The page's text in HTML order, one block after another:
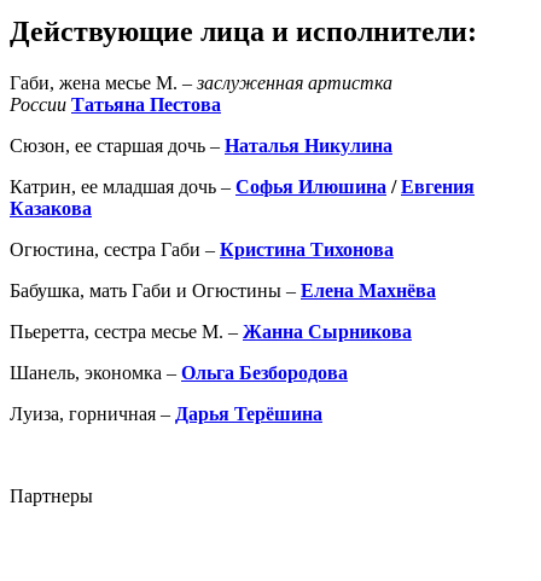
Действующие лица и исполнители:
Габи, жена месье М. –заслуженная артистка
России Татьяна Пестова
Сюзон, ее старшая дочь – Наталья Никулина
Катрин, ее младшая дочь – Софья Илюшина /Евгения
Казакова
Огюстина, сестра Габи – Кристина Тихонова
Бабушка, мать Габи и Огюстины – Елена Махнёва
Пьеретта, сестра месье М. – Жанна Сырникова
Шанель, экономка – Ольга Безбородова
Луиза, горничная – Дарья Терёшина
Партнеры